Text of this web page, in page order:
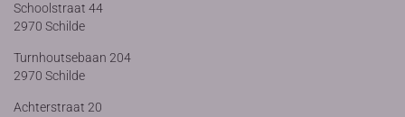
Schoolstraat 44
2970 Schilde
Turnhoutsebaan 204
2970 Schilde
Achterstraat 20